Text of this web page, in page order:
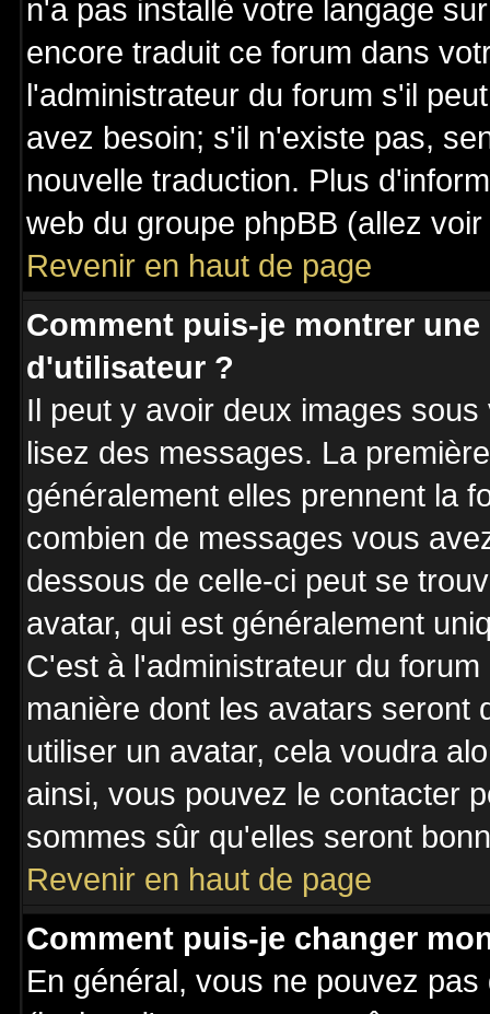
n'a pas installé votre langage
encore traduit ce forum dans
l'administrateur du forum s'il
avez besoin; s'il n'existe pas,
nouvelle traduction. Plus
web du groupe phpBB (allez
Revenir en haut de page
Comment puis-je montrer
d'utilisateur ?
Il peut y avoir deux images
lisez des messages. La
généralement elles prennent la
combien de messages vous
dessous de celle-ci peut se
avatar, qui est généralement
C'est à l'administrateur du
manière dont les avatars seront
utiliser un avatar, cela voudra
ainsi, vous pouvez le contacter
sommes sûr qu'elles seront
Revenir en haut de page
Comment puis-je changer
En général, vous ne pouvez